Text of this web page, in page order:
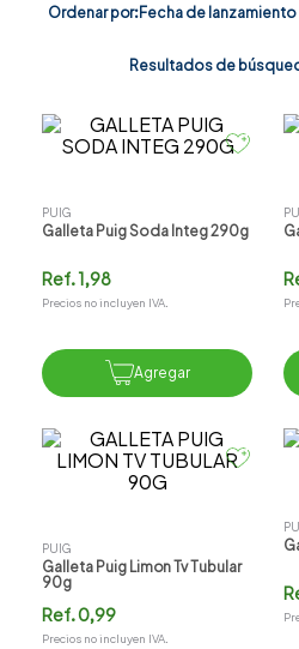
Ordenar por Fecha de lanzamiento
Resultados de
PUIG
Galleta Puig Soda Integ 290g
Ref.1,98
Precios no incluyen IVA.
Agregar
PUIG
Galleta Puig Limon Tv Tubular
90g
Ref.0,99
Precios no incluyen IVA.